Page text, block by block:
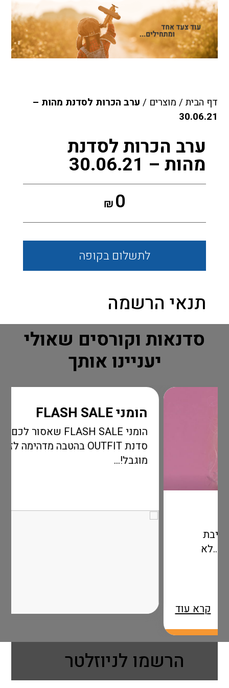
דף הבית / מוצרים / ערב הכרות לסדנת מהות –
30.06.21
ערב הכרות לסדנת
מהות – 30.06.21
₪0
לתשלום בקופה
תנאי הרשמה
סדנאות וקורסים שאולי
יעניינו אותך
עוד
הומני FLASH SALE
הומני FLASH SALE שאסור לכם לפספס!
סדנת OUTFIT בהטבה מדהימה לזמן
מוגבל!...
הרשמו לניוזלטר